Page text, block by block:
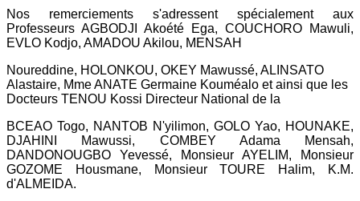
Nos remerciements s'adressent spécialement aux
Professeurs AGBODJI Akoété Ega, COUCHORO Mawuli,
EVLO Kodjo, AMADOU Akilou, MENSAH
Noureddine, HOLONKOU, OKEY Mawussé, ALINSATO
Alastaire, Mme ANATE Germaine Kouméalo et ainsi que les
Docteurs TENOU Kossi Directeur National de la
BCEAO Togo, NANTOB N'yilimon, GOLO Yao, HOUNAKE,
DJAHINI Mawussi, COMBEY Adama Mensah,
DANDONOUGBO Yevessé, Monsieur AYELIM, Monsieur
GOZOME Housmane, Monsieur TOURE Halim, K.M.
d'ALMEIDA.